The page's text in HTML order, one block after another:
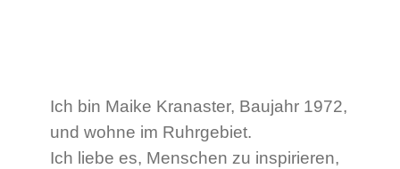
Ich bin Maike Kranaster, Baujahr 1972,
und wohne im Ruhrgebiet.
Ich liebe es, Menschen zu inspirieren,